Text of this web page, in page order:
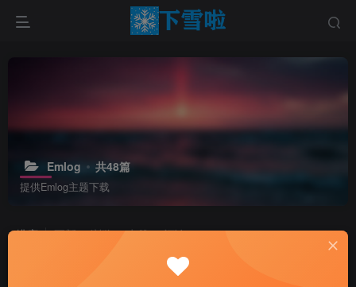
Emlog 共48篇
提供Emlog主题下载
排序 更新 浏览 点赞 评论